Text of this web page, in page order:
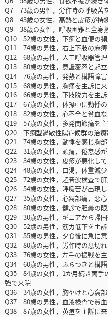
Q7 73歳の男性，労作時の呼吸苦
Q8 43歳の女性，高熱と皮疹が持
Q9 38歳の女性，呼吸困難と全身
Q10 52歳の女性，下痢と血便の
Q11 74歳の男性，右上下肢の麻
Q12 68歳の男性，人工呼吸器管
Q13 80歳の女性，意識変容と起
Q14 76歳の男性，発熱と構語障
Q15 68歳の男性，胸痛を主訴に
Q16 66歳の男性，下肢脱力を主
Q17 67歳の女性，体操中に動悸
Q18 82歳の女性，心不全と貧血
Q19 57歳の女性，多発関節痛を
Q20 下痢型過敏性腸症候群の治療
Q21 74歳の女性，動悸を感じ胸
Q22 31歳の女性，頭痛，倦怠感
Q23 34歳の女性，皮疹が悪化し
Q24 48歳の女性，口渇，体重減
Q25 72歳の女性，超音波検査で
Q26 54歳の女性，呼吸苦が出現
Q27 35歳の女性，心窩部痛，悪
Q28 80歳の女性，健診で胆囊の
Q29 30歳の男性，ギニアから帰
Q30 52歳の男性，筋力低下を主
Q31 55歳の男性，夕食後に急に
Q32 80歳の男性，労作時の息切
Q33 76歳の女性，左手の振戦を
Q34 60歳の男性，ふらつきと構
Q35 84歳の女性，1か月続き両手
強で来院
Q36 34歳の女性，胸やけと心窩
Q37 80歳の男性，血液検査で貧
Q38 87歳の女性，黄疸を主訴に